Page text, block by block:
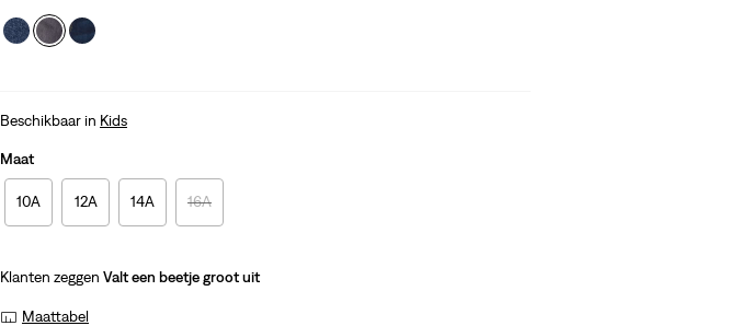
Beschikbaar in Kids
Maat
10A 12A 14A 16A
Klanten zeggen Valt een beetje groot uit
Maattabel